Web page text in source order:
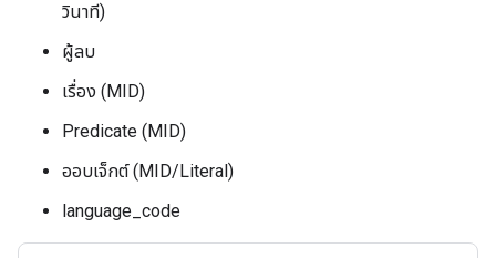
วินาที)
ผู้ลบ
เรื่อง (MID)
Predicate (MID)
ออบเจ็กต์ (MID/Literal)
language_code